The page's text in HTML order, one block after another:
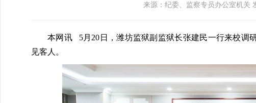
来源：纪委、监察专员办公室机关
本网讯 5月20日，潍坊监狱副监狱长张建民一行来校调
见客人。